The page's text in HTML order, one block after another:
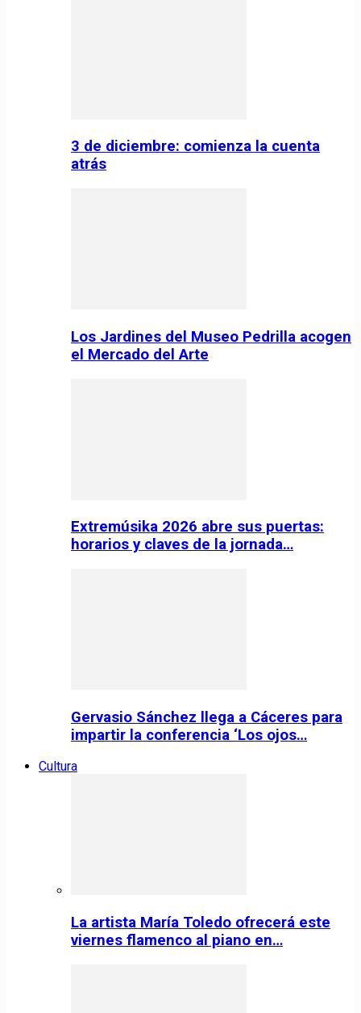
3 de diciembre: comienza la cuenta
atrás
Los Jardines del Museo Pedrilla acogen
el Mercado del Arte
Extremúsika 2026 abre sus puertas:
horarios y claves de la jornada…
Gervasio Sánchez llega a Cáceres para
impartir la conferencia ‘Los ojos…
Cultura
La artista María Toledo ofrecerá este
viernes flamenco al piano en…